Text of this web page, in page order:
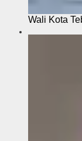
Wali Kota